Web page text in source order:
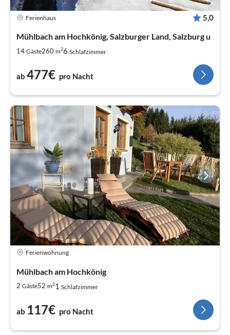
Ferienhaus 5,0
Mühlbach am Hochkönig, Salzburger Land, Salzburg u
14 Gäste260 m26 Schlafzimmer
ab 477€ pro Nacht
Ferienwohnung
Mühlbach am Hochkönig
2 Gäste52 m21 Schlafzimmer
ab 117€ pro Nacht